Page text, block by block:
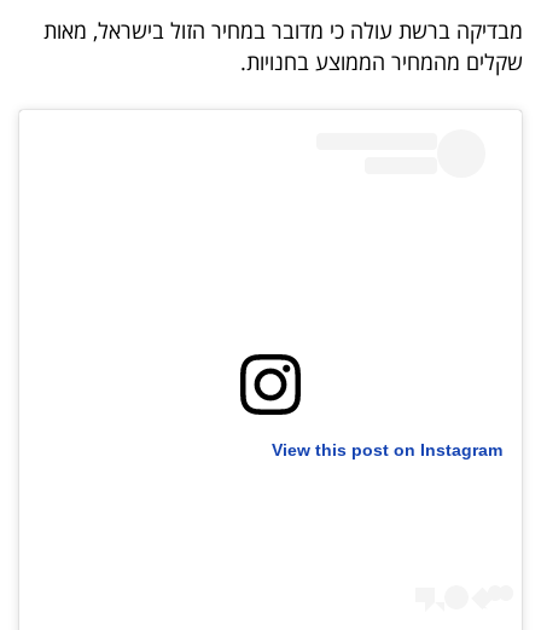
UNDER
40
מייל
מבדיקה ברשת עולה כי מדובר במחיר הזול בישראל, מאות
שקלים מהמחיר הממוצע בחנויות.
View this post on Instagram